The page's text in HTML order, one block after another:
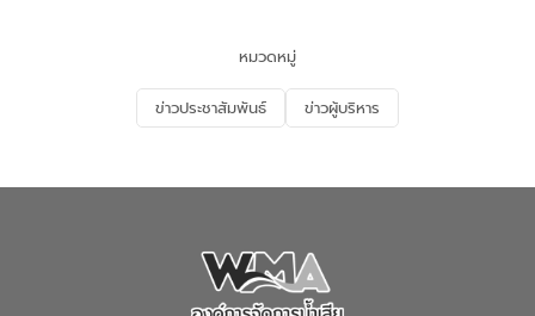
จัดการน้ำเสียและสร้างจิตสำนึกในการ
อนุรักษ์สิ่งแวดล้อม ในหัวข้อ “น้ำเสียชุมชน
และการบำบัดน้ำเสียเบื้องต้น” โดยให้ความรู้
เกี่ยวกับสาเหตุและผลกระทบของน้ำเสีย
ณ เทศบาลตำบลบางเลน จังหวัดนครปฐม
หมวดหมู่
ข่าวประชาสัมพันธ์ ข่าวผู้บริหาร